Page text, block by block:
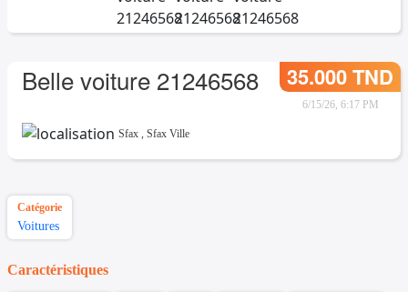
Belle voiture 21246568 35.000 TND
6/15/26, 6:17 PM
Sfax , Sfax Ville
Catégorie
Voitures
Caractéristiques